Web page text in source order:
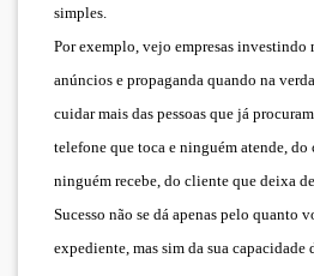
simples.
Por exemplo, vejo empresas investindo
anúncios e propaganda quando na
cuidar mais das pessoas que já
telefone que toca e ninguém atende, do
ninguém recebe, do cliente que deixa
Sucesso não se dá apenas pelo quanto
expediente, mas sim da sua capacidade